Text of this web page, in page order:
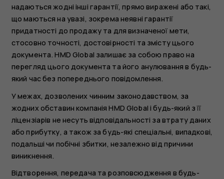
надаються жодні інші гарантії, прямо виражені або такі,
що маються на увазі, зокрема неявні гарантії
придатності до продажу та для визначеної мети,
стосовно точності, достовірності та змісту цього
документа. HMD Global залишає за собою право на
перегляд цього документа та його анулювання в будь-
який час без попереднього повідомлення.
У межах, дозволених чинним законодавством, за
жодних обставин компанія HMD Global і будь-який з її
ліцензіарів не несуть відповідальності за втрату даних
або прибутку, а також за будь-які спеціальні, випадкові,
подальші чи побічні збитки, незалежно від причини
виникнення.
Відтворення, передача та розповсюдження в будь-